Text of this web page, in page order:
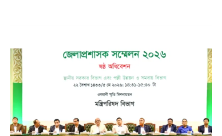
প্রধানমন্ত্রীর
কড়া
নির্দেশ,
অভিযোগেও
উদ্বেগ